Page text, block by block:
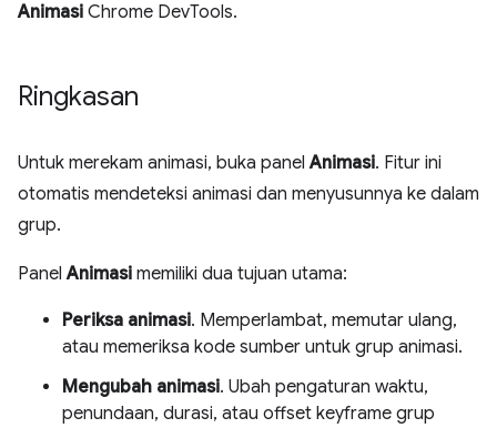
Animasi Chrome DevTools.
Ringkasan
Untuk merekam animasi, buka panelAnimasi. Fitur ini
otomatis mendeteksi animasi dan menyusunnya ke dalam
grup.
PanelAnimasi memiliki dua tujuan utama:
Periksa animasi. Memperlambat, memutar ulang,
atau memeriksa kode sumber untuk grup animasi.
Mengubah animasi. Ubah pengaturan waktu,
penundaan, durasi, atau offset keyframe grup